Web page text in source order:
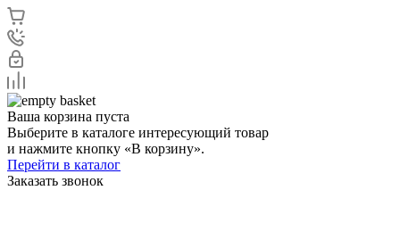
Ваша корзина пуста
Выберите в каталоге интересующий товар
и нажмите кнопку «В корзину».
Перейти в каталог
Заказать звонок